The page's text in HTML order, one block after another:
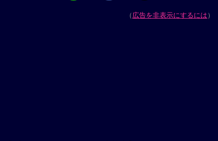
（広告を非表示にするには）